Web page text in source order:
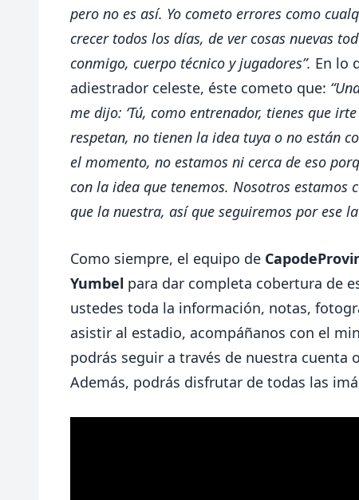
pero no es así. Yo cometo errores como
crecer todos los días, de ver cosas nuevas
conmigo, cuerpo técnico y jugadores”. En lo
adiestrador celeste, éste cometo que:
me dijo: ‘Tú, como entrenador, tienes que
respetan, no tienen la idea tuya o no están
el momento, no estamos ni cerca de eso
con la idea que tenemos. Nosotros estamos
que la nuestra, así que seguiremos por ese
Como siempre, el equipo de
Yumbel para dar completa cobertura de
ustedes toda la información, notas,
asistir al estadio, acompáñanos con el
podrás seguir a través de nuestra cuenta
Además, podrás disfrutar de todas las